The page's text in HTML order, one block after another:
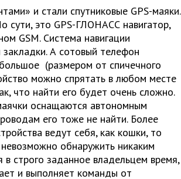
и стали спутниковые GPS-маяки.
сути, это GPS-ГЛОНАСС навигатор,
GSM. Система навигации
А сотовый телефон
(размером от спичечного
можно спрятать в любом месте
что найти его будет очень сложно.
оснащаются автономным
его тоже не найти. Более
ведут себя, как кошки, то
обнаружить никаким
в строго заданное владельцем время,
и выполняет команды от